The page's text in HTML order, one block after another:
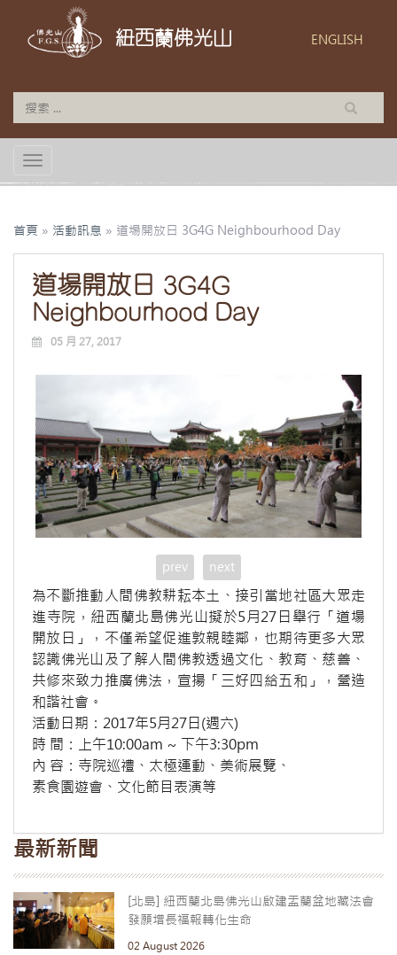
紐西蘭佛光山 ENGLISH
TOGGLE NAVIGATION
首頁 » 活動訊息 » 道場開放日 3G4G Neighbourhood Day
道場開放日 3G4G
Neighbourhood Day
05 月 27, 2017
prev next
為不斷推動人間佛教耕耘本土、接引當地社區大眾走
進寺院，紐西蘭北島佛光山擬於5月27日舉行「道場
開放日」，不僅希望促進敦親睦鄰，也期待更多大眾
認識佛光山及了解人間佛教透過文化、教育、慈善、
共修來致力推廣佛法，宣揚「三好四給五和」，營造
和諧社會。
活動日期：2017年5月27日(週六)
時 間：上午10:00am ~ 下午3:30pm
內 容：寺院巡禮、太極運動、美術展覽、
素食園遊會、文化節目表演等
最新新聞
[北島] 紐西蘭北島佛光山啟建盂蘭盆地藏法會
發願增長福報轉化生命
02 August 2026